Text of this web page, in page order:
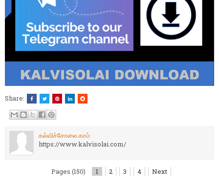
Share:
கல்விச்சோலை.காம்
https://www.kalvisolai.com/
Pages (150) 1 2 3 4 Next